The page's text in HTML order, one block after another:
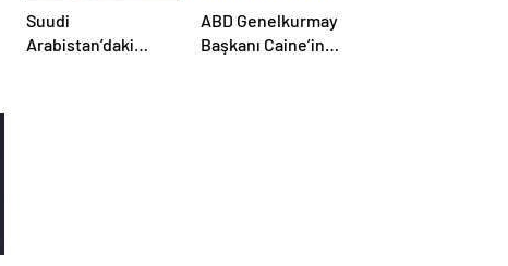
Suudi
Arabistan’daki
ABD Genelkurmay
Başkanı Caine’in